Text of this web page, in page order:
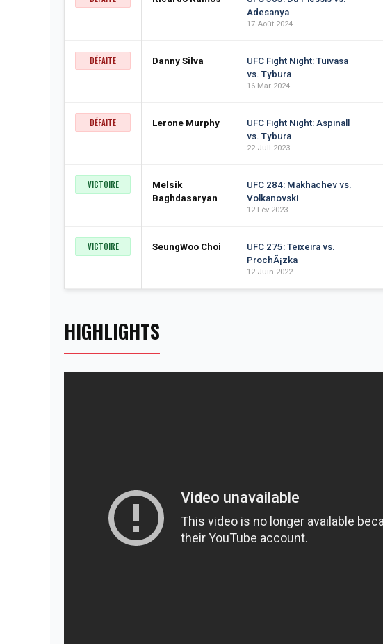
Adesanya
17 Août 2024
DÉFAITE Danny Silva
UFC Fight Night: Tuivasa
vs. Tybura
16 Mar 2024
DÉFAITE Lerone Murphy
UFC Fight Night: Aspinall
vs. Tybura
22 Juil 2023
VICTOIRE
Melsik
Baghdasaryan
UFC 284: Makhachev vs.
Volkanovski
12 Fév 2023
VICTOIRE SeungWoo Choi
UFC 275: Teixeira vs.
ProchÃ¡zka
12 Juin 2022
HIGHLIGHTS